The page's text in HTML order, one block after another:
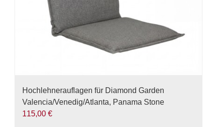
Hochlehnerauflagen für Diamond Garden
Valencia/Venedig/Atlanta, Panama Stone
115,00 €